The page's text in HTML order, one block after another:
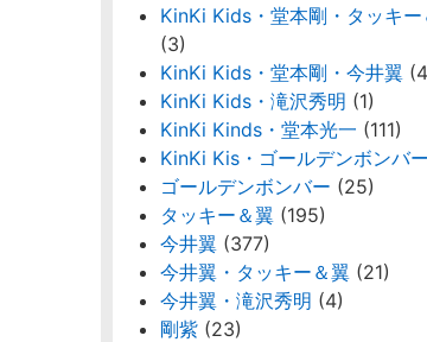
KinKi Kids・堂本剛・タッキー
(3)
KinKi Kids・堂本剛・今井翼
KinKi Kids・滝沢秀明 (1)
KinKi Kinds・堂本光一 (111)
KinKi Kis・ゴールデンボンバー
ゴールデンボンバー (25)
タッキー＆翼 (195)
今井翼 (377)
今井翼・タッキー＆翼 (21)
今井翼・滝沢秀明 (4)
剛紫 (23)